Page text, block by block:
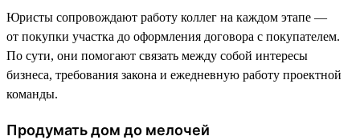
Юристы сопровождают работу коллег на каждом этапе —
от покупки участка до оформления договора с покупателем.
По сути, они помогают связать между собой интересы
бизнеса, требования закона и ежедневную работу проектной
команды.
Продумать дом до мелочей